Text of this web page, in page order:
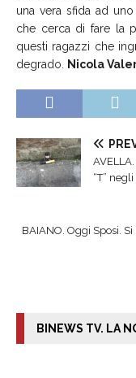
una vera sfida ad
che cerca di fare la
questi ragazzi che
degrado.
Nicola
“T”
BAIANO. Oggi Sposi.
BINEWS TV. LA